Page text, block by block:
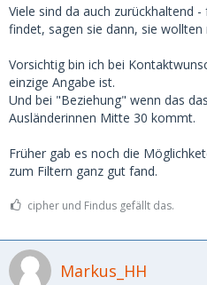
Viele sind da auch zurückhaltend
findet, sagen sie dann, sie wollten
Vorsichtig bin ich bei
einzige Angabe ist.
Und bei "Beziehung" wenn das
Ausländerinnen Mitte 30 kommt.
Früher gab es noch die
zum Filtern ganz gut fand.
cipher und Findus gefällt das.
Markus_HH